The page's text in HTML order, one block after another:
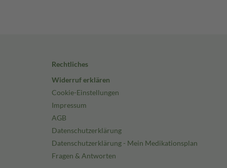
Rechtliches
Widerruf erklären
Cookie-Einstellungen
Impressum
AGB
Datenschutzerklärung
Datenschutzerklärung - Mein Medikationsplan
Fragen & Antworten